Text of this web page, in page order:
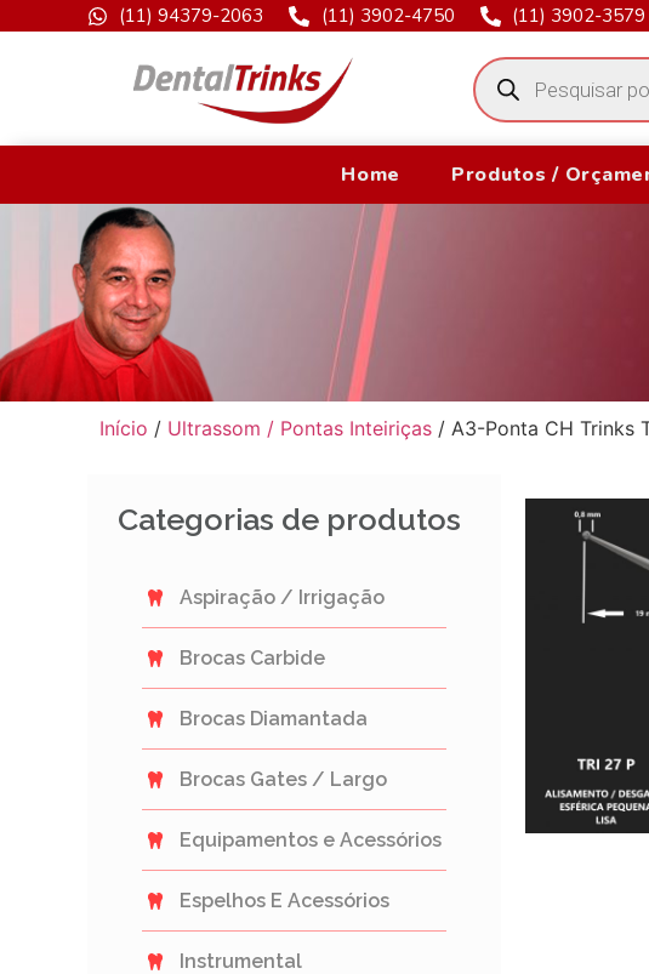
(11) 94379-2063 (11) 3902-4750 (11) 3902-3579
Home Produtos /
Início / Ultrassom / Pontas Inteiriças / A3-Ponta CH Trinks
Categorias de produtos
Aspiração / Irrigação
Brocas Carbide
Brocas Diamantada
Brocas Gates / Largo
Equipamentos e Acessórios
Espelhos E Acessórios
Instrumental